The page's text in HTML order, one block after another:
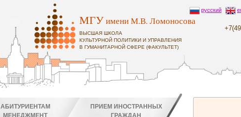
русский
МГУимени М.В. Ломоносова
ВЫСШАЯ ШКОЛА
КУЛЬТУРНОЙ ПОЛИТИКИ И УПРАВЛЕНИЯ
В ГУМАНИТАРНОЙ СФЕРЕ (ФАКУЛЬТЕТ)
АБИТУРИЕНТАМ
МЕНЕДЖМЕНТ
ПРИЕМ ИНОСТРАННЫХ
ГРАЖДАН